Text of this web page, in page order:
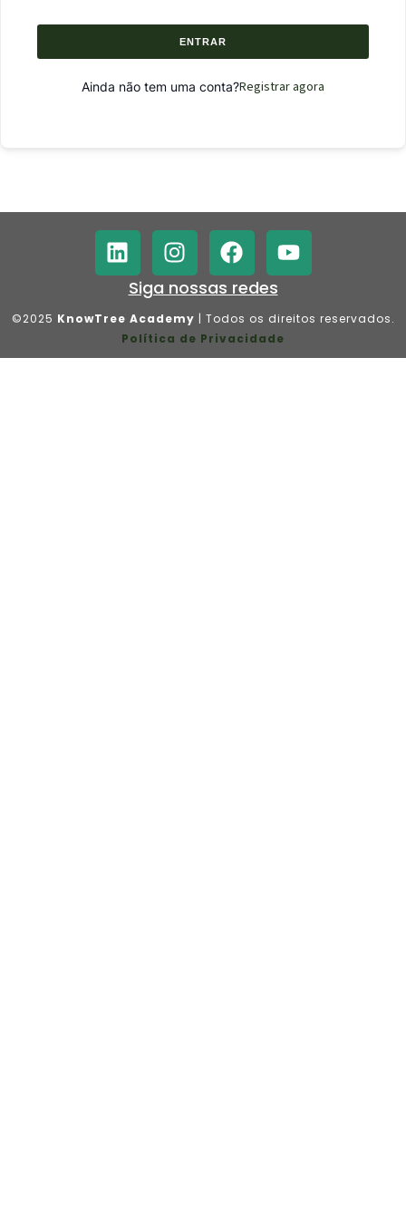
ENTRAR
Ainda não tem uma conta?Registrar agora
Siga nossas redes
©2025 KnowTree Academy | Todos os direitos reservados.
Política de Privacidade